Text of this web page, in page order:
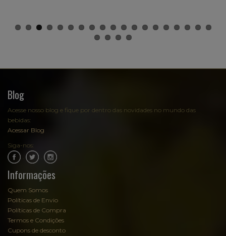
Blog
Acesse nosso blog e fique por dentro das novidades no mundo das
bebidas:
Acessar Blog
Siga-nos:
Informações
Quem Somos
Políticas de Envio
Políticas de Compra
Termos e Condições
Cupons de desconto